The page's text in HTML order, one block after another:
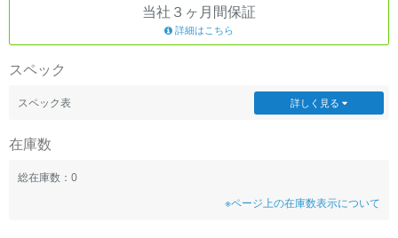
当社３ヶ月間保証
詳細はこちら
スペック
スペック表 詳しく見る
在庫数
総在庫数：0
※ページ上の在庫数表示について